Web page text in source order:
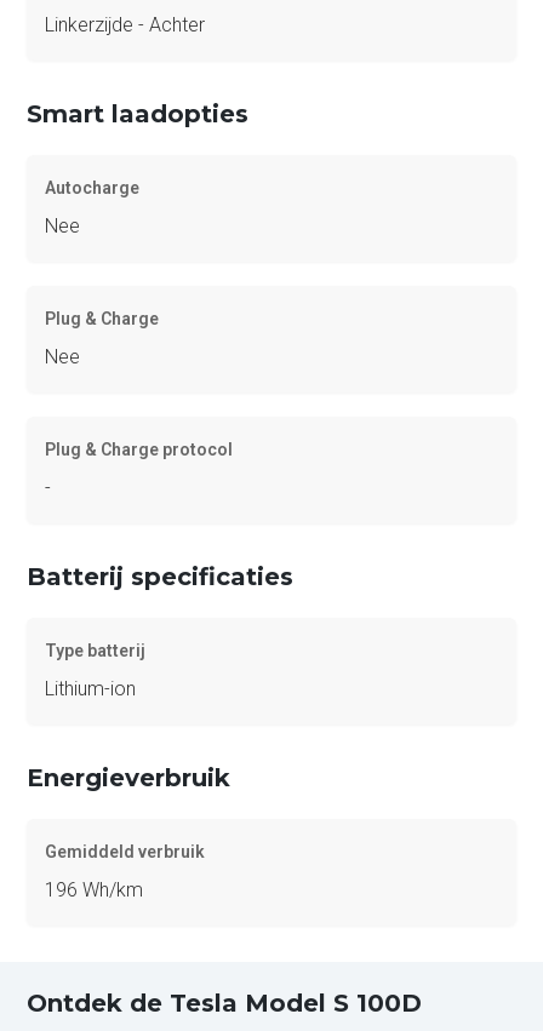
Linkerzijde - Achter
Smart laadopties
Autocharge
Nee
Plug & Charge
Nee
Plug & Charge protocol
-
Batterij specificaties
Type batterij
Lithium-ion
Energieverbruik
Gemiddeld verbruik
196 Wh/km
Ontdek de Tesla Model S 100D